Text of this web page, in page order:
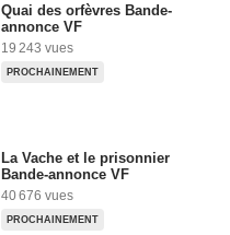
Quai des orfèvres Bande-
annonce VF
19 243 vues
PROCHAINEMENT
La Vache et le prisonnier
Bande-annonce VF
40 676 vues
PROCHAINEMENT